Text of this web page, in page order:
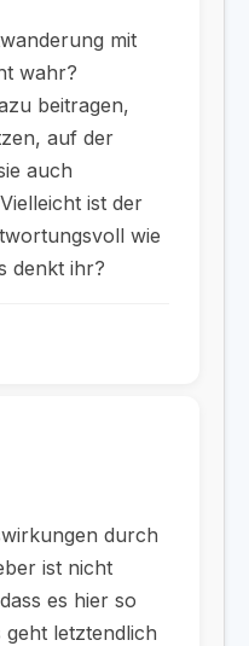
mit
wahr?
beitragen,
auf der
auch
ist der
wie
denkt ihr?
durch
ist nicht
es hier so
letztendlich